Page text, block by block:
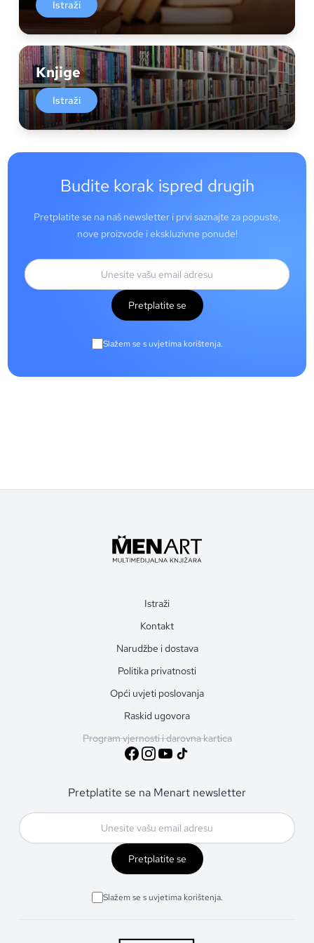
Istraži
Knjige
Istraži
Budite korak ispred drugih
Pretplatite se na naš newsletter i prvi saznajte za popuste,
nove proizvode i ekskluzivne ponude!
Pretplatite se
Slažem se s uvjetima korištenja.
Istraži
Kontakt
Narudžbe i dostava
Politika privatnosti
Opći uvjeti poslovanja
Raskid ugovora
Program vjernosti i darovna kartica
Pretplatite se na Menart newsletter
Pretplatite se
Slažem se s uvjetima korištenja.